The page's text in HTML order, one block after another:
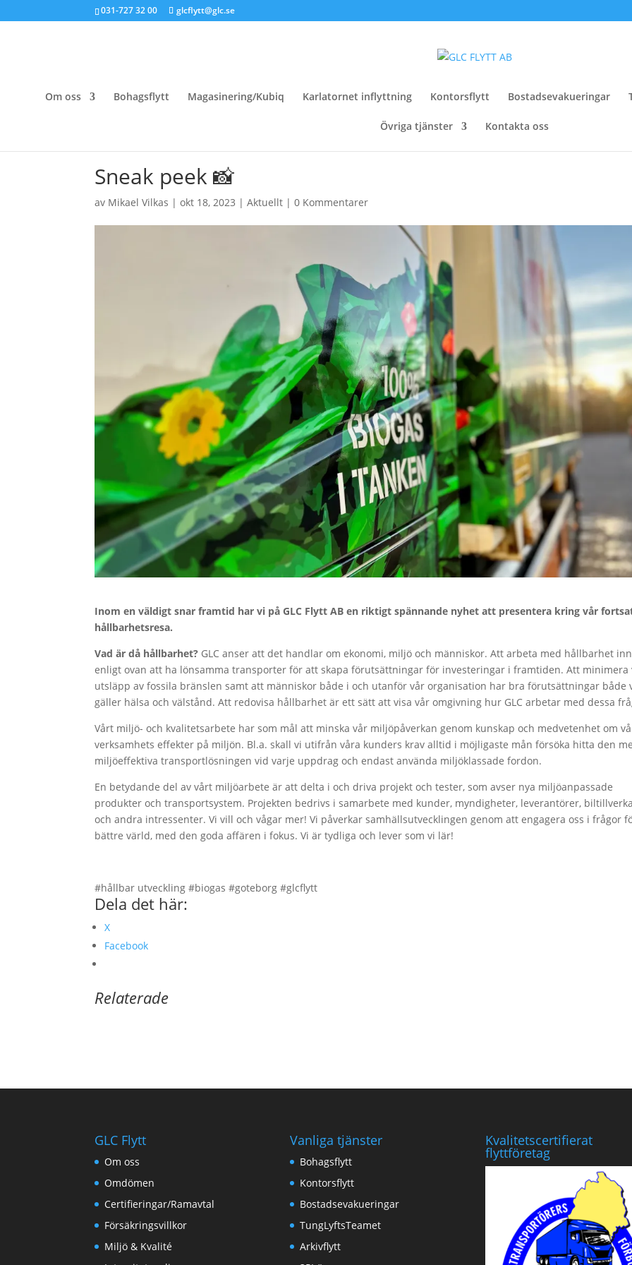
031-727 32 00 glcflytt@glc.se
Om oss Bohagsflytt Magasinering/Kubiq Karlatornet inflyttning Kontorsflytt Bostadsevakueringar
Övriga tjänster Kontakta oss
Sneak peek 📸
av Mikael Vilkas |okt 18, 2023 |Aktuellt |0 Kommentarer
Inom en väldigt snar framtid har vi på GLC Flytt AB en riktigt spännande nyhet att presentera kring vår
hållbarhetsresa.
Vad är då hållbarhet? GLC anser att det handlar om ekonomi, miljö och människor. Att arbeta med hållbarhet
enligt ovan att ha lönsamma transporter för att skapa förutsättningar för investeringar i framtiden. Att minimera
utsläpp av fossila bränslen samt att människor både i och utanför vår organisation har bra förutsättningar både
gäller hälsa och välstånd. Att redovisa hållbarhet är ett sätt att visa vår omgivning hur GLC arbetar med dessa
Vårt miljö- och kvalitetsarbete har som mål att minska vår miljöpåverkan genom kunskap och medvetenhet om
verksamhets effekter på miljön. Bl.a. skall vi utifrån våra kunders krav alltid i möjligaste mån försöka hitta den
miljöeffektiva transportlösningen vid varje uppdrag och endast använda miljöklassade fordon.
En betydande del av vårt miljöarbete är att delta i och driva projekt och tester, som avser nya miljöanpassade
produkter och transportsystem. Projekten bedrivs i samarbete med kunder, myndigheter, leverantörer,
och andra intressenter. Vi vill och vågar mer! Vi påverkar samhällsutvecklingen genom att engagera oss i frågor
bättre värld, med den goda affären i fokus. Vi är tydliga och lever som vi lär!
#hållbar utveckling #biogas #goteborg #glcflytt
Dela det här:
X
Facebook
Relaterade
GLC Flytt
Om oss
Omdömen
Certifieringar/Ramavtal
Försäkringsvillkor
Miljö & Kvalité
Vanliga tjänster
Bohagsflytt
Kontorsflytt
Bostadsevakueringar
TungLyftsTeamet
Arkivflytt
Kvalitetscertifierat
flyttföretag